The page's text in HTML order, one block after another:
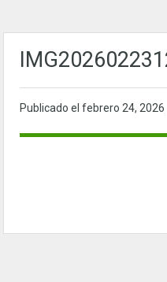
Publicado el febrero 24, 2026